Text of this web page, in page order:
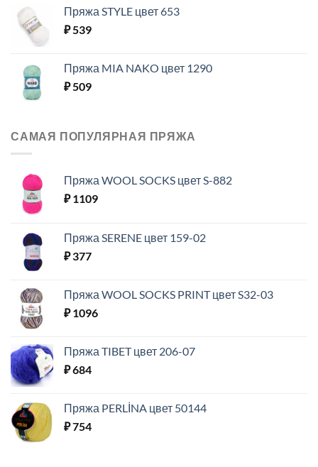
Пряжа STYLE цвет 653
₽539
Пряжа MIA NAKO цвет 1290
₽509
САМАЯ ПОПУЛЯРНАЯ ПРЯЖА
Пряжа WOOL SOCKS цвет S-882
₽1109
Пряжа SERENE цвет 159-02
₽377
Пряжа WOOL SOCKS PRINT цвет S32-03
₽1096
Пряжа TIBET цвет 206-07
₽684
Пряжа PERLİNA цвет 50144
₽754